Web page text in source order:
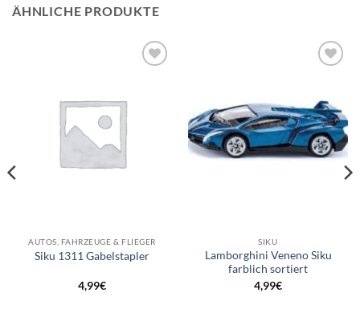
ÄHNLICHE PRODUKTE
AUTOS, FAHRZEUGE & FLIEGER
Siku 1311 Gabelstapler
4,99€
SIKU
Lamborghini Veneno Siku
farblich sortiert
4,99€